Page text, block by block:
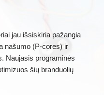
jau išsiskiria pažangia
našumo (P-cores) ir
Naujasis programinės
šių branduolių